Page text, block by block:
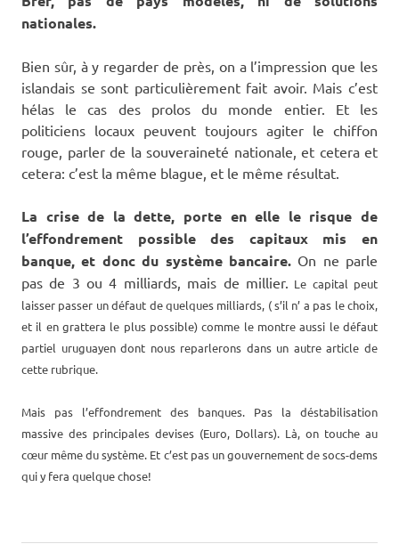
nationales.
Bien sûr, à y regarder de près, on a l’impression que les
islandais se sont particulièrement fait avoir. Mais c’est
hélas le cas des prolos du monde entier. Et les
politiciens locaux peuvent toujours agiter le chiffon
rouge, parler de la souveraineté nationale, et cetera et
cetera: c’est la même blague, et le même résultat.
La crise de la dette, porte en elle le risque de
l’effondrement possible des capitaux mis en
banque, et donc du système bancaire.On ne parle
pas de 3 ou 4 milliards, mais de millier. Le capital peut
laisser passer un défaut de quelques milliards, ( s’il n’ a pas le choix,
et il en grattera le plus possible) comme le montre aussi le défaut
partiel uruguayen dont nous reparlerons dans un autre article de
cette rubrique.
Mais pas l’effondrement des banques. Pas la déstabilisation
massive des principales devises (Euro, Dollars). Là, on touche au
cœur même du système. Et c’est pas un gouvernement de socs-dems
qui y fera quelque chose!